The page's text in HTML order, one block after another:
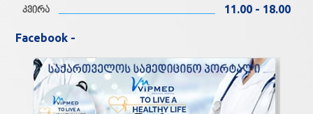
კვირა 11.00 - 18.00
Facebook -